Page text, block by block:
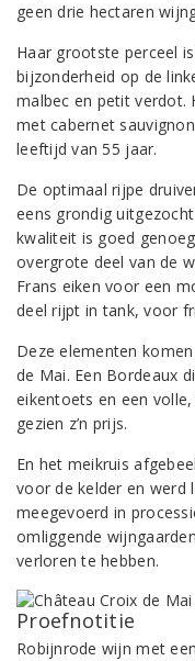
geen drie hectaren
Haar grootste perceel
bijzonderheid op de
malbec en petit verdot.
met cabernet
leeftijd van 55 jaar.
De optimaal rijpe
eens grondig
kwaliteit is goed
overgrote deel van de
Frans eiken voor een
deel rijpt in tank, voor
Deze elementen
de Mai. Een Bordeaux
eikentoets en een
gezien z’n prijs.
En het meikruis
voor de kelder en werd
meegevoerd in
omliggende
verloren te hebben.
Proefnotitie
Robijnrode wijn met